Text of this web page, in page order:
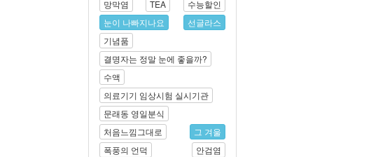
망막염 TEA
수능할인
눈이 나빠지나요
선글라스
기념품
결명자는 정말 눈에 좋을까?
수액
의료기기 임상시험 실시기관
문래동 영일분식
처음느낌그대로
그 겨울
폭풍의 언덕
안검염